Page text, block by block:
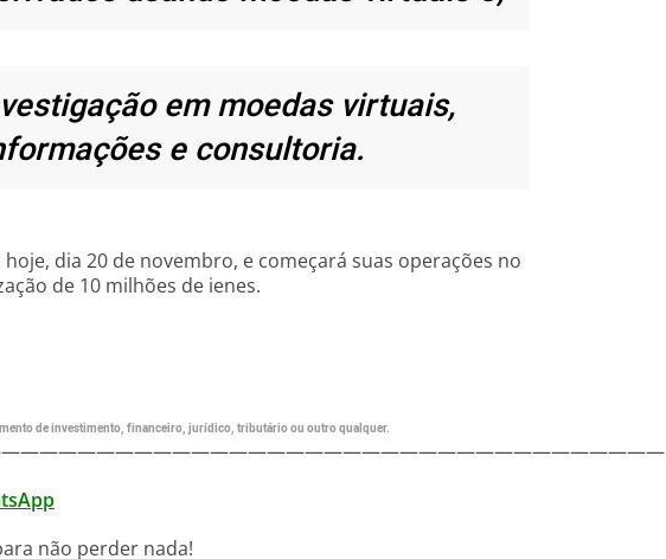
em moedas virtuais,
e consultoria.
dia 20 de novembro, e começará suas operações no
de 10 milhões de ienes.
de investimento, financeiro, jurídico, tributário ou outro qualquer.
não perder nada!